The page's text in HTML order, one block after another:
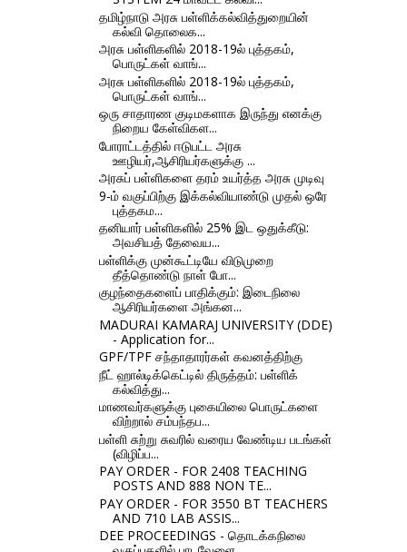
தமிழ்நாடு அரசு பள்ளிக்கல்வித்துறையின்
கல்வி தொலைக...
அரசு பள்ளிகளில் 2018-19ல் புத்தகம்,
பொருட்கள் வாங்...
அரசு பள்ளிகளில் 2018-19ல் புத்தகம்,
பொருட்கள் வாங்...
ஒரு சாதாரண குடிமகளாக இருந்து எனக்கு
நிறைய கேள்விகள...
போராட்டத்தில் ஈடுபட்ட அரசு
ஊழியர்,ஆசிரியர்களுக்கு ...
அரசுப் பள்ளிகளை தரம் உயர்த்த அரசு முடிவு
9-ம் வகுப்பிற்கு இக்கல்வியாண்டு முதல் ஒரே
புத்தகம...
தனியார் பள்ளிகளில் 25% இட ஒதுக்கீடு:
அவசியத் தேவைய...
பள்ளிக்கு முன்கூட்டியே விடுமுறை
தீத்தொண்டு நாள் போ...
குழந்தைகளைப் பாதிக்கும்: இடைநிலை
ஆசிரியர்களை அங்கன...
MADURAI KAMARAJ UNIVERSITY (DDE)
- Application for...
GPF/TPF சந்தாதாரர்கள் கவனத்திற்கு
நீட் ஹால்டிக்கெட்டில் திருத்தம்: பள்ளிக்
கல்வித்து...
மாணவர்களுக்கு புகையிலை பொருட்களை
விற்றால் சம்பந்தப...
பள்ளி சுற்று சுவரில் வரைய வேண்டிய படங்கள்
(விழிப்ப...
PAY ORDER - FOR 2408 TEACHING
POSTS AND 888 NON TE...
PAY ORDER - FOR 3550 BT TEACHERS
AND 710 LAB ASSIS...
DEE PROCEEDINGS - தொடக்கநிலை